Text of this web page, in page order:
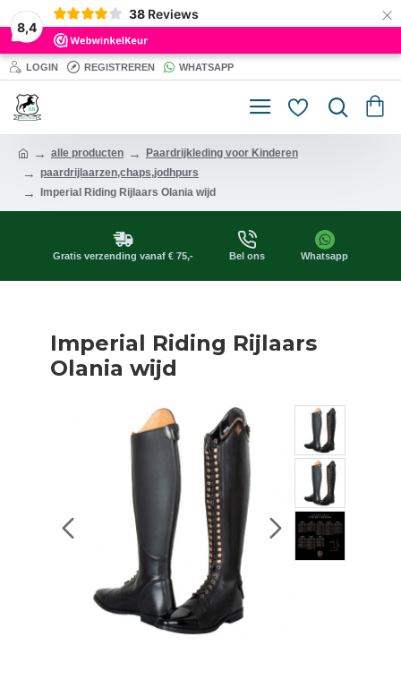
8,4
38 Reviews ×
LOGIN REGISTREREN WHATSAPP
alle producten
Paardrijkleding voor Kinderen
paardrijlaarzen,chaps,jodhpurs
Imperial Riding Rijlaars Olania wijd
Gratis verzending vanaf € 75,- Bel ons Whatsapp
Imperial Riding Rijlaars
Olania wijd